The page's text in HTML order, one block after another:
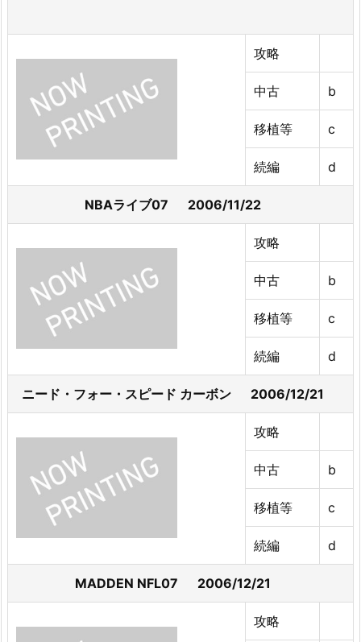
攻略
中古 b
移植等 c
続編 d
NBAライブ07 2006/11/22
攻略
中古 b
移植等 c
続編 d
ニード・フォー・スピード カーボン 2006/12/21
攻略
中古 b
移植等 c
続編 d
MADDEN NFL07 2006/12/21
攻略